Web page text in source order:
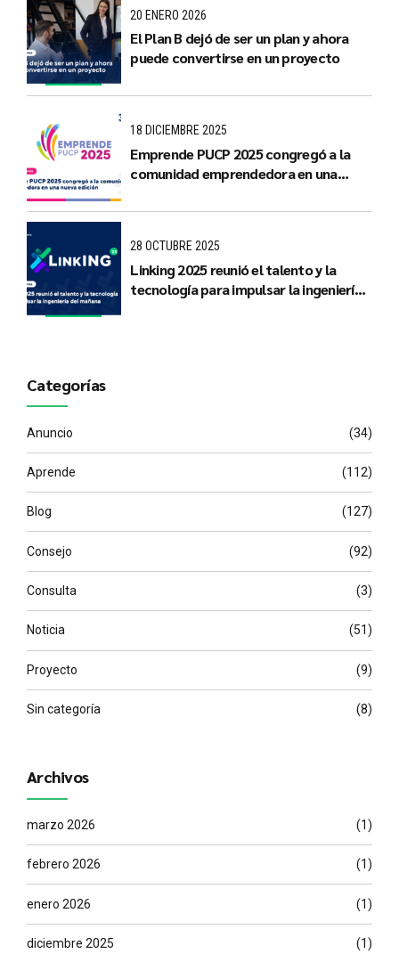
20 ENERO 2026
El Plan B dejó de ser un plan y ahora
puede convertirse en un proyecto
18 DICIEMBRE 2025
Emprende PUCP 2025 congregó a la
comunidad emprendedora en una
28 OCTUBRE 2025
Linking 2025 reunió el talento y la
tecnología para impulsar la ingeniería
Categorías
Anuncio (34)
Aprende (112)
Blog (127)
Consejo (92)
Consulta (3)
Noticia (51)
Proyecto (9)
Sin categoría (8)
Archivos
marzo 2026 (1)
febrero 2026 (1)
enero 2026 (1)
diciembre 2025 (1)